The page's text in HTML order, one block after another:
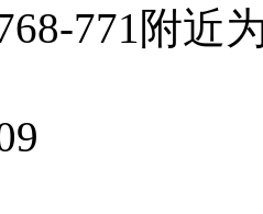
771附近